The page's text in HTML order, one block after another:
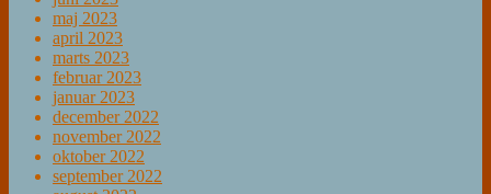
maj 2023
april 2023
marts 2023
februar 2023
januar 2023
december 2022
november 2022
oktober 2022
september 2022